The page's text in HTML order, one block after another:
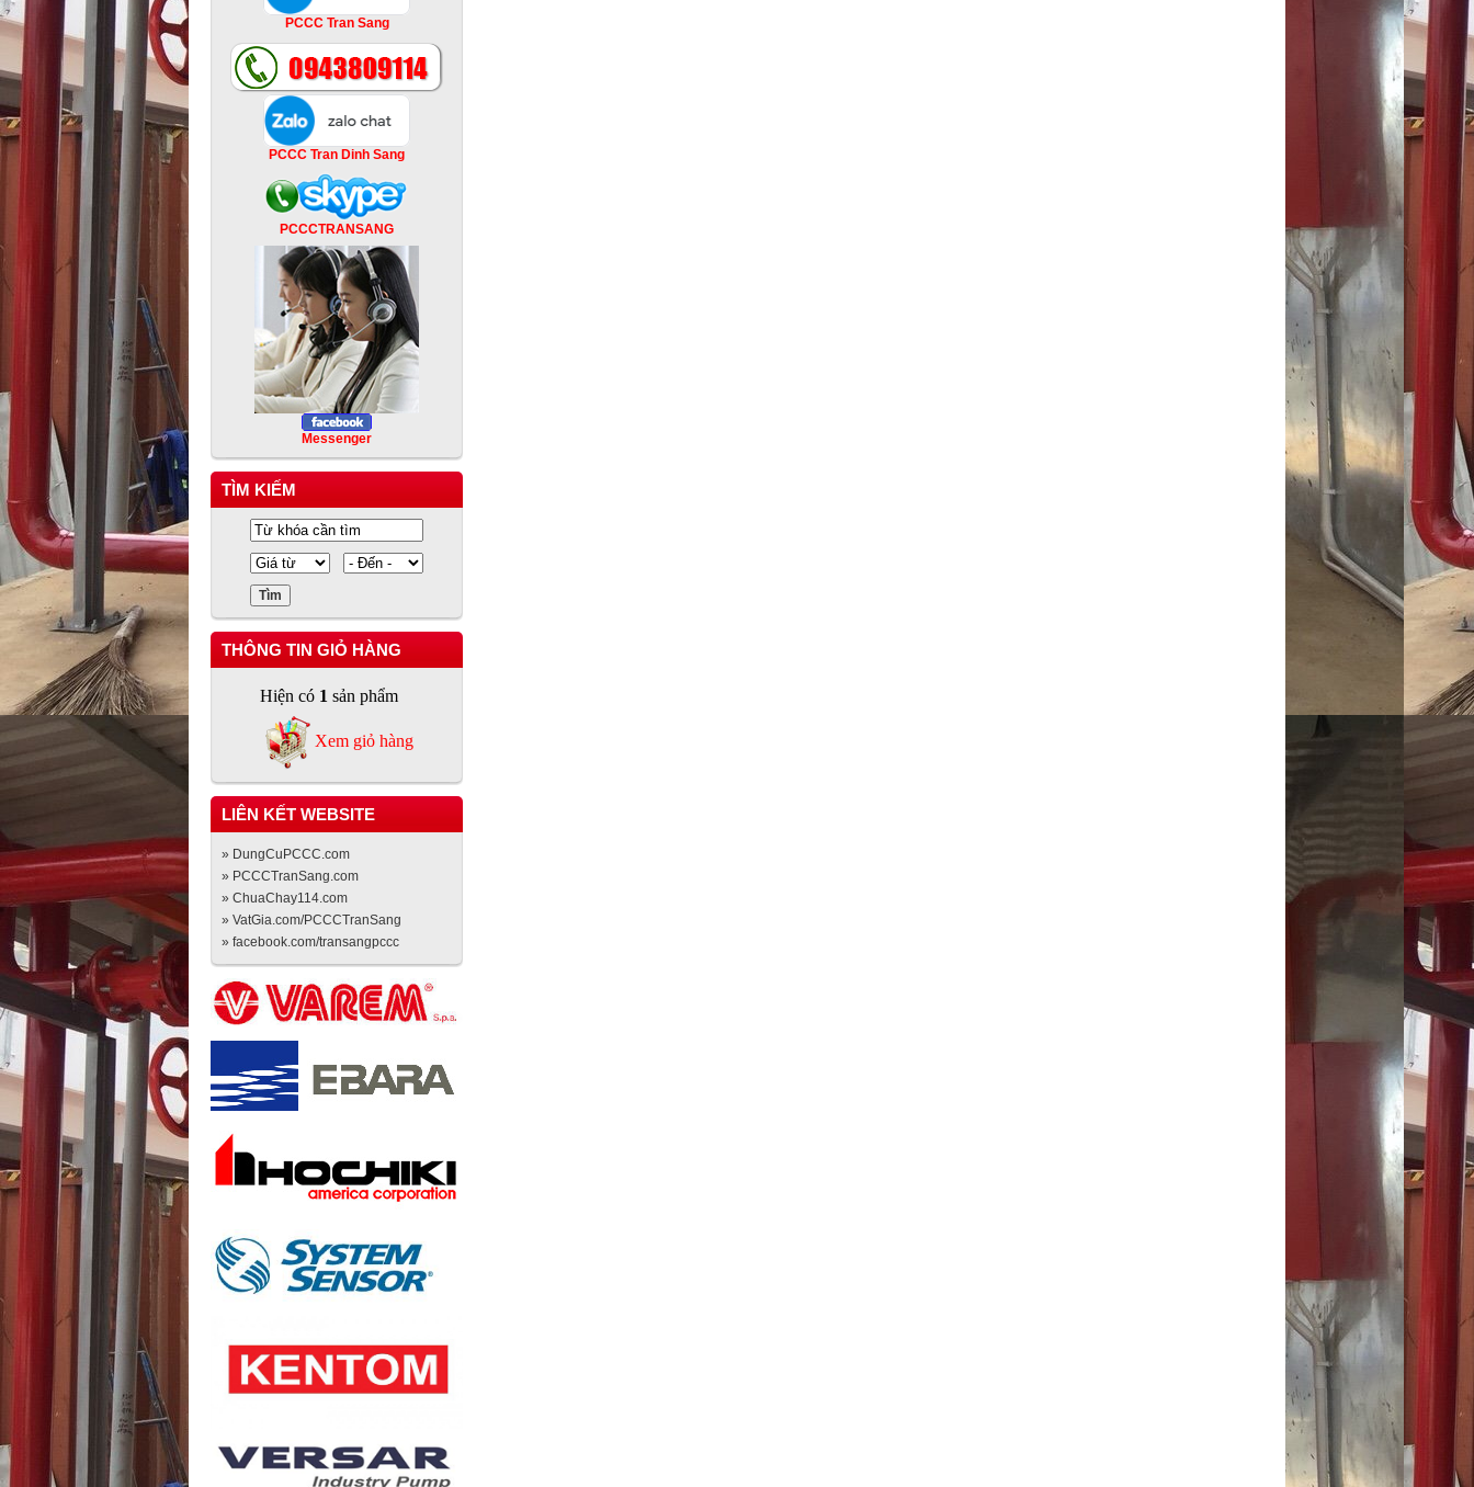
PCCC Tran Sang
PCCC Tran Dinh Sang
PCCCTRANSANG
Messenger
TÌM KIẾM
THÔNG TIN GIỎ HÀNG
Hiện có 1 sản phẩm
Xem giỏ hàng
LIÊN KẾT WEBSITE
» DungCuPCCC.com
» PCCCTranSang.com
» ChuaChay114.com
» VatGia.com/PCCCTranSang
» facebook.com/transangpccc